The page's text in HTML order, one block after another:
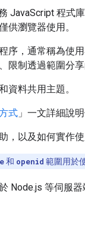
JavaScript 程式
供瀏覽器使用。
序，通常稱為使
限制透過範圍分
資料共用主題。
式 」一文詳細說
，以及如何實作
和 openid 範圍用於
Node.js 等伺服